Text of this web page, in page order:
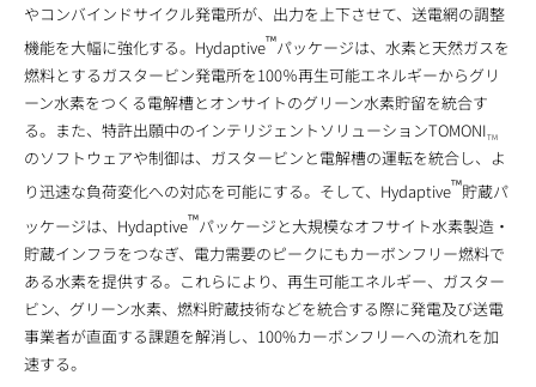
やコンバインドサイクル発電所が、出力を上下させて、送電網の調整
機能を大幅に強化する。Hydaptive™パッケージは、水素と天然ガスを
燃料とするガスタービン発電所を100％再生可能エネルギーからグリ
ーン水素をつくる電解槽とオンサイトのグリーン水素貯留を統合す
る。また、特許出願中のインテリジェントソリューションTOMONITM
のソフトウェアや制御は、ガスタービンと電解槽の運転を統合し、よ
り迅速な負荷変化への対応を可能にする。そして、Hydaptive™貯蔵パ
ッケージは、Hydaptive™パッケージと大規模なオフサイト水素製造・
貯蔵インフラをつなぎ、電力需要のピークにもカーボンフリー燃料で
ある水素を提供する。これらにより、再生可能エネルギー、ガスター
ビン、グリーン水素、燃料貯蔵技術などを統合する際に発電及び送電
事業者が直面する課題を解消し、100%カーボンフリーへの流れを加
速する。